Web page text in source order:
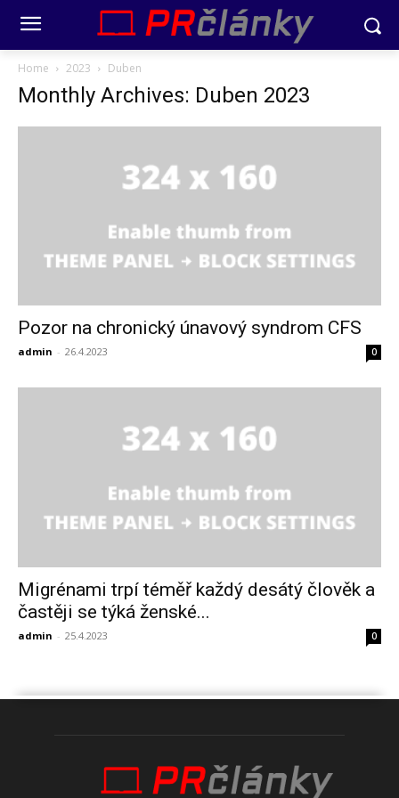
Home 2023 Duben
Monthly Archives: Duben 2023
Pozor na chronický únavový syndrom CFS
admin - 26.4.2023 0
Migrénami trpí téměř každý desátý člověk a
častěji se týká ženské...
admin - 25.4.2023 0